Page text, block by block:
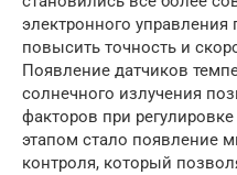
электронного
повысить точность и
Появление датчиков
солнечного излучения
факторов при
этапом стало появление
контроля, который